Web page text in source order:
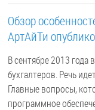
Обзор
АртАйТи
В сентябре 2013
бухгалтеров. Речь
Главные вопросы,
программное